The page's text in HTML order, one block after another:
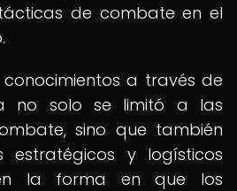
de combate en el
a través de
no solo se limitó a las
sino que también
estratégicos y logísticos
la forma en que los